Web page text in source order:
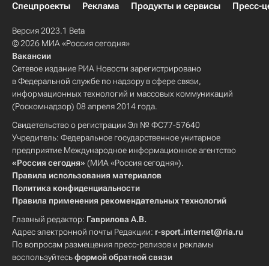
Спецпроекты
Реклама Продукты и сервисы Пресс-
Версия 2023.1 Beta
© 2026 МИА «Россия сегодня»
Вакансии
Сетевое издание РИА Новости зарегистрировано
в Федеральной службе по надзору в сфере связи,
информационных технологий и массовых коммуникаций
(Роскомнадзор) 08 апреля 2014 года.
Свидетельство о регистрации Эл № ФС77-57640
Учредитель: Федеральное государственное унитарное
предприятие Международное информационное агентство
«Россия сегодня» (МИА «Россия сегодня»).
Правила использования материалов
Политика конфиденциальности
Правила применения рекомендательных технологий
Главный редактор: Гаврилова А.В.
Адрес электронной почты Редакции: r-sport.internet@ria.ru
По вопросам размещения пресс-релизов и рекламы
воспользуйтесьформой обратной связи